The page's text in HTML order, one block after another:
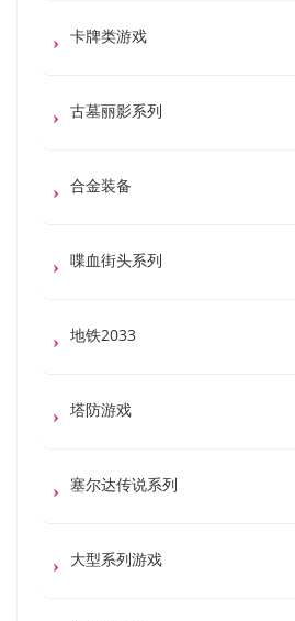
卡牌类游戏
古墓丽影系列
合金装备
喋血街头系列
地铁2033
塔防游戏
塞尔达传说系列
大型系列游戏